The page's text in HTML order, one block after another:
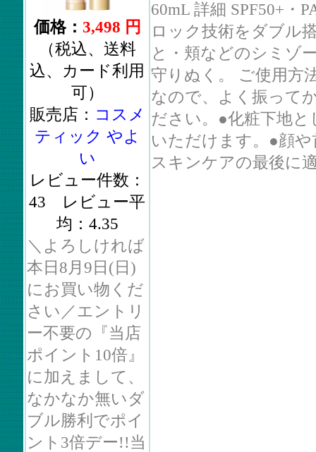
価格： 3,498 円
（税込、送料
込、カード利用
可）
販売店： コスメ
ティック やよ
い
レビュー件数：
43 レビュー平
均：4.35
＼よろしければ
本日8月9日(日)
にお買い物くだ
さい／エントリ
ー不要の『当店
ポイント10倍』
に加えまして、
なかなか無いダ
ブル勝利でポイ
ント3倍デー!!当
60mL 詳細 SPF50+・
ロック技術をダブル
と・頬などのシミゾ
守りぬく。 ご使用方
なので、よく振って
ださい。●化粧下地と
いただけます。●顔
スキンケアの最後に